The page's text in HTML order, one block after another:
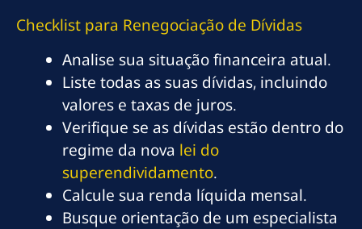
Checklist para Renegociação de Dívidas
Analise sua situação financeira atual.
Liste todas as suas dívidas, incluindo
valores e taxas de juros.
Verifique se as dívidas estão dentro do
regime da nova lei do
superendividamento.
Calcule sua renda líquida mensal.
Busque orientação de um especialista